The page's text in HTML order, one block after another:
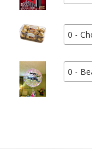
0 -
0 -